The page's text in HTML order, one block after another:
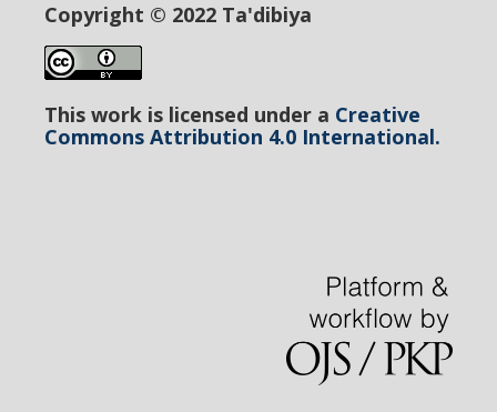
Copyright © 2022 Ta'dibiya
This work is licensed under a Creative
Commons Attribution 4.0 International.